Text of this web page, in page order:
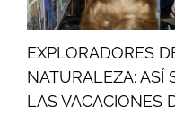
EXPLORADORES
NATURALEZA: ASÍ
LAS VACACIONES